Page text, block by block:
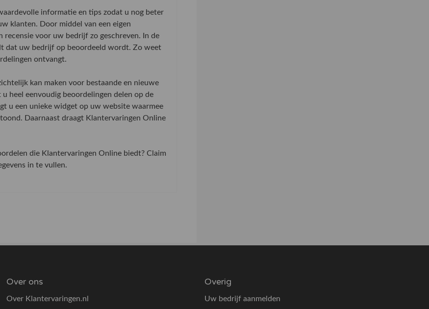
informatie en tips zodat u nog beter
klanten. Door middel van een eigen
recensie voor uw bedrijf zo geschreven. In de
dat uw bedrijf op beoordeeld wordt. Zo weet
ontvangt.
kan maken voor bestaande en nieuwe
heel eenvoudig beoordelingen delen op de
u een unieke widget op uw website waarmee
Daarnaast draagt Klantervaringen Online
die Klantervaringen Online biedt? Claim
in te vullen.
Over ons
Over Klantervaringen.nl
Overig
Uw bedrijf aanmelden